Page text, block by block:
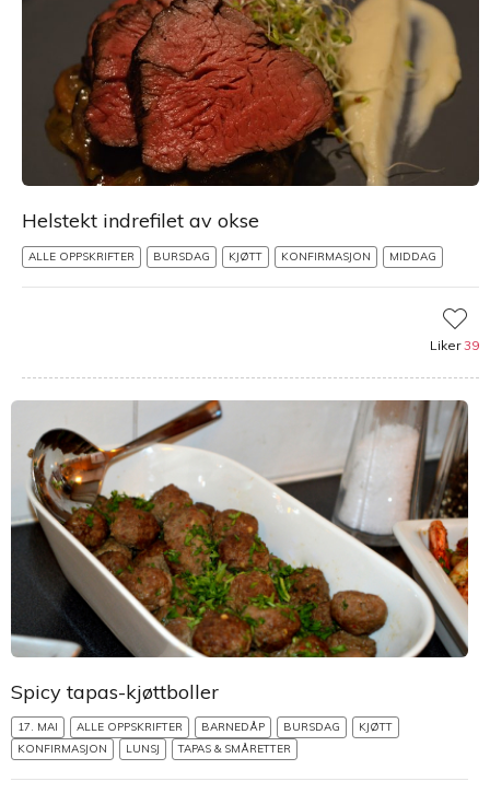
Helstekt indrefilet av okse
ALLE OPPSKRIFTER BURSDAG KJØTT KONFIRMASJON MIDDAG
Liker39
Spicy tapas-kjøttboller
17. MAI ALLE OPPSKRIFTER BARNEDÅP BURSDAG
KJØTT
KONFIRMASJON
LUNSJ TAPAS & SMÅRETTER